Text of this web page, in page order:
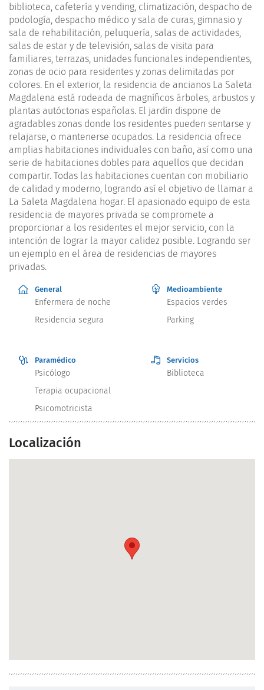
biblioteca, cafetería y vending, climatización, despacho de
podología, despacho médico y sala de curas, gimnasio y
sala de rehabilitación, peluquería, salas de actividades,
salas de estar y de televisión, salas de visita para
familiares, terrazas, unidades funcionales independientes,
zonas de ocio para residentes y zonas delimitadas por
colores. En el exterior, la residencia de ancianos La Saleta
Magdalena está rodeada de magníficos árboles, arbustos y
plantas autóctonas españolas. El jardín dispone de
agradables zonas donde los residentes pueden sentarse y
relajarse, o mantenerse ocupados. La residencia ofrece
amplias habitaciones individuales con baño, así como una
serie de habitaciones dobles para aquellos que decidan
compartir. Todas las habitaciones cuentan con mobiliario
de calidad y moderno, logrando así el objetivo de llamar a
La Saleta Magdalena hogar. El apasionado equipo de esta
residencia de mayores privada se compromete a
proporcionar a los residentes el mejor servicio, con la
intención de lograr la mayor calidez posible. Logrando ser
un ejemplo en el área de residencias de mayores
privadas.
General
Enfermera de noche
Residencia segura
Medioambiente
Espacios verdes
Parking
Paramédico
Psicólogo
Terapia ocupacional
Psicomotricista
Servicios
Biblioteca
Localización